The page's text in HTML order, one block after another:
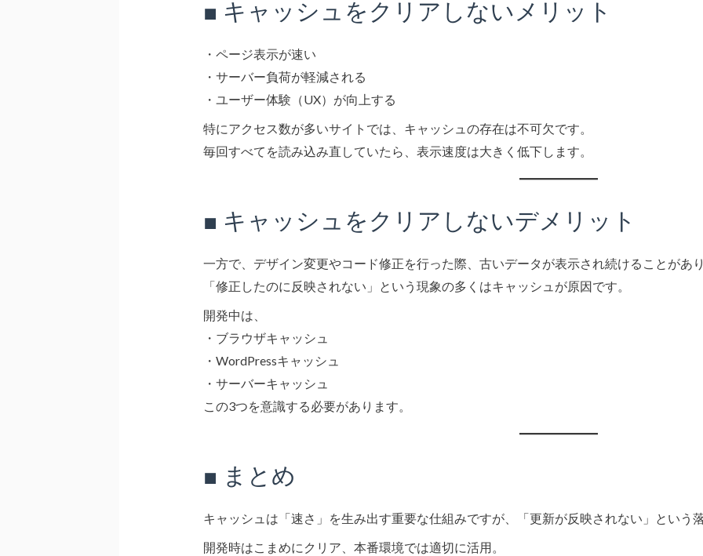
■ キャッシュをクリアしないメリット
・ページ表示が速い
・サーバー負荷が軽減される
・ユーザー体験（UX）が向上する
特にアクセス数が多いサイトでは、キャッシュの存在は不可欠です。
毎回すべてを読み込み直していたら、表示速度は大きく低下します。
■ キャッシュをクリアしないデメリット
一方で、デザイン変更やコード修正を行った際、古いデータが表示され続けることがあ
「修正したのに反映されない」という現象の多くはキャッシュが原因です。
開発中は、
・ブラウザキャッシュ
・WordPressキャッシュ
・サーバーキャッシュ
この3つを意識する必要があります。
■ まとめ
キャッシュは「速さ」を生み出す重要な仕組みですが、「更新が反映されない」という
開発時はこまめにクリア、本番環境では適切に活用。